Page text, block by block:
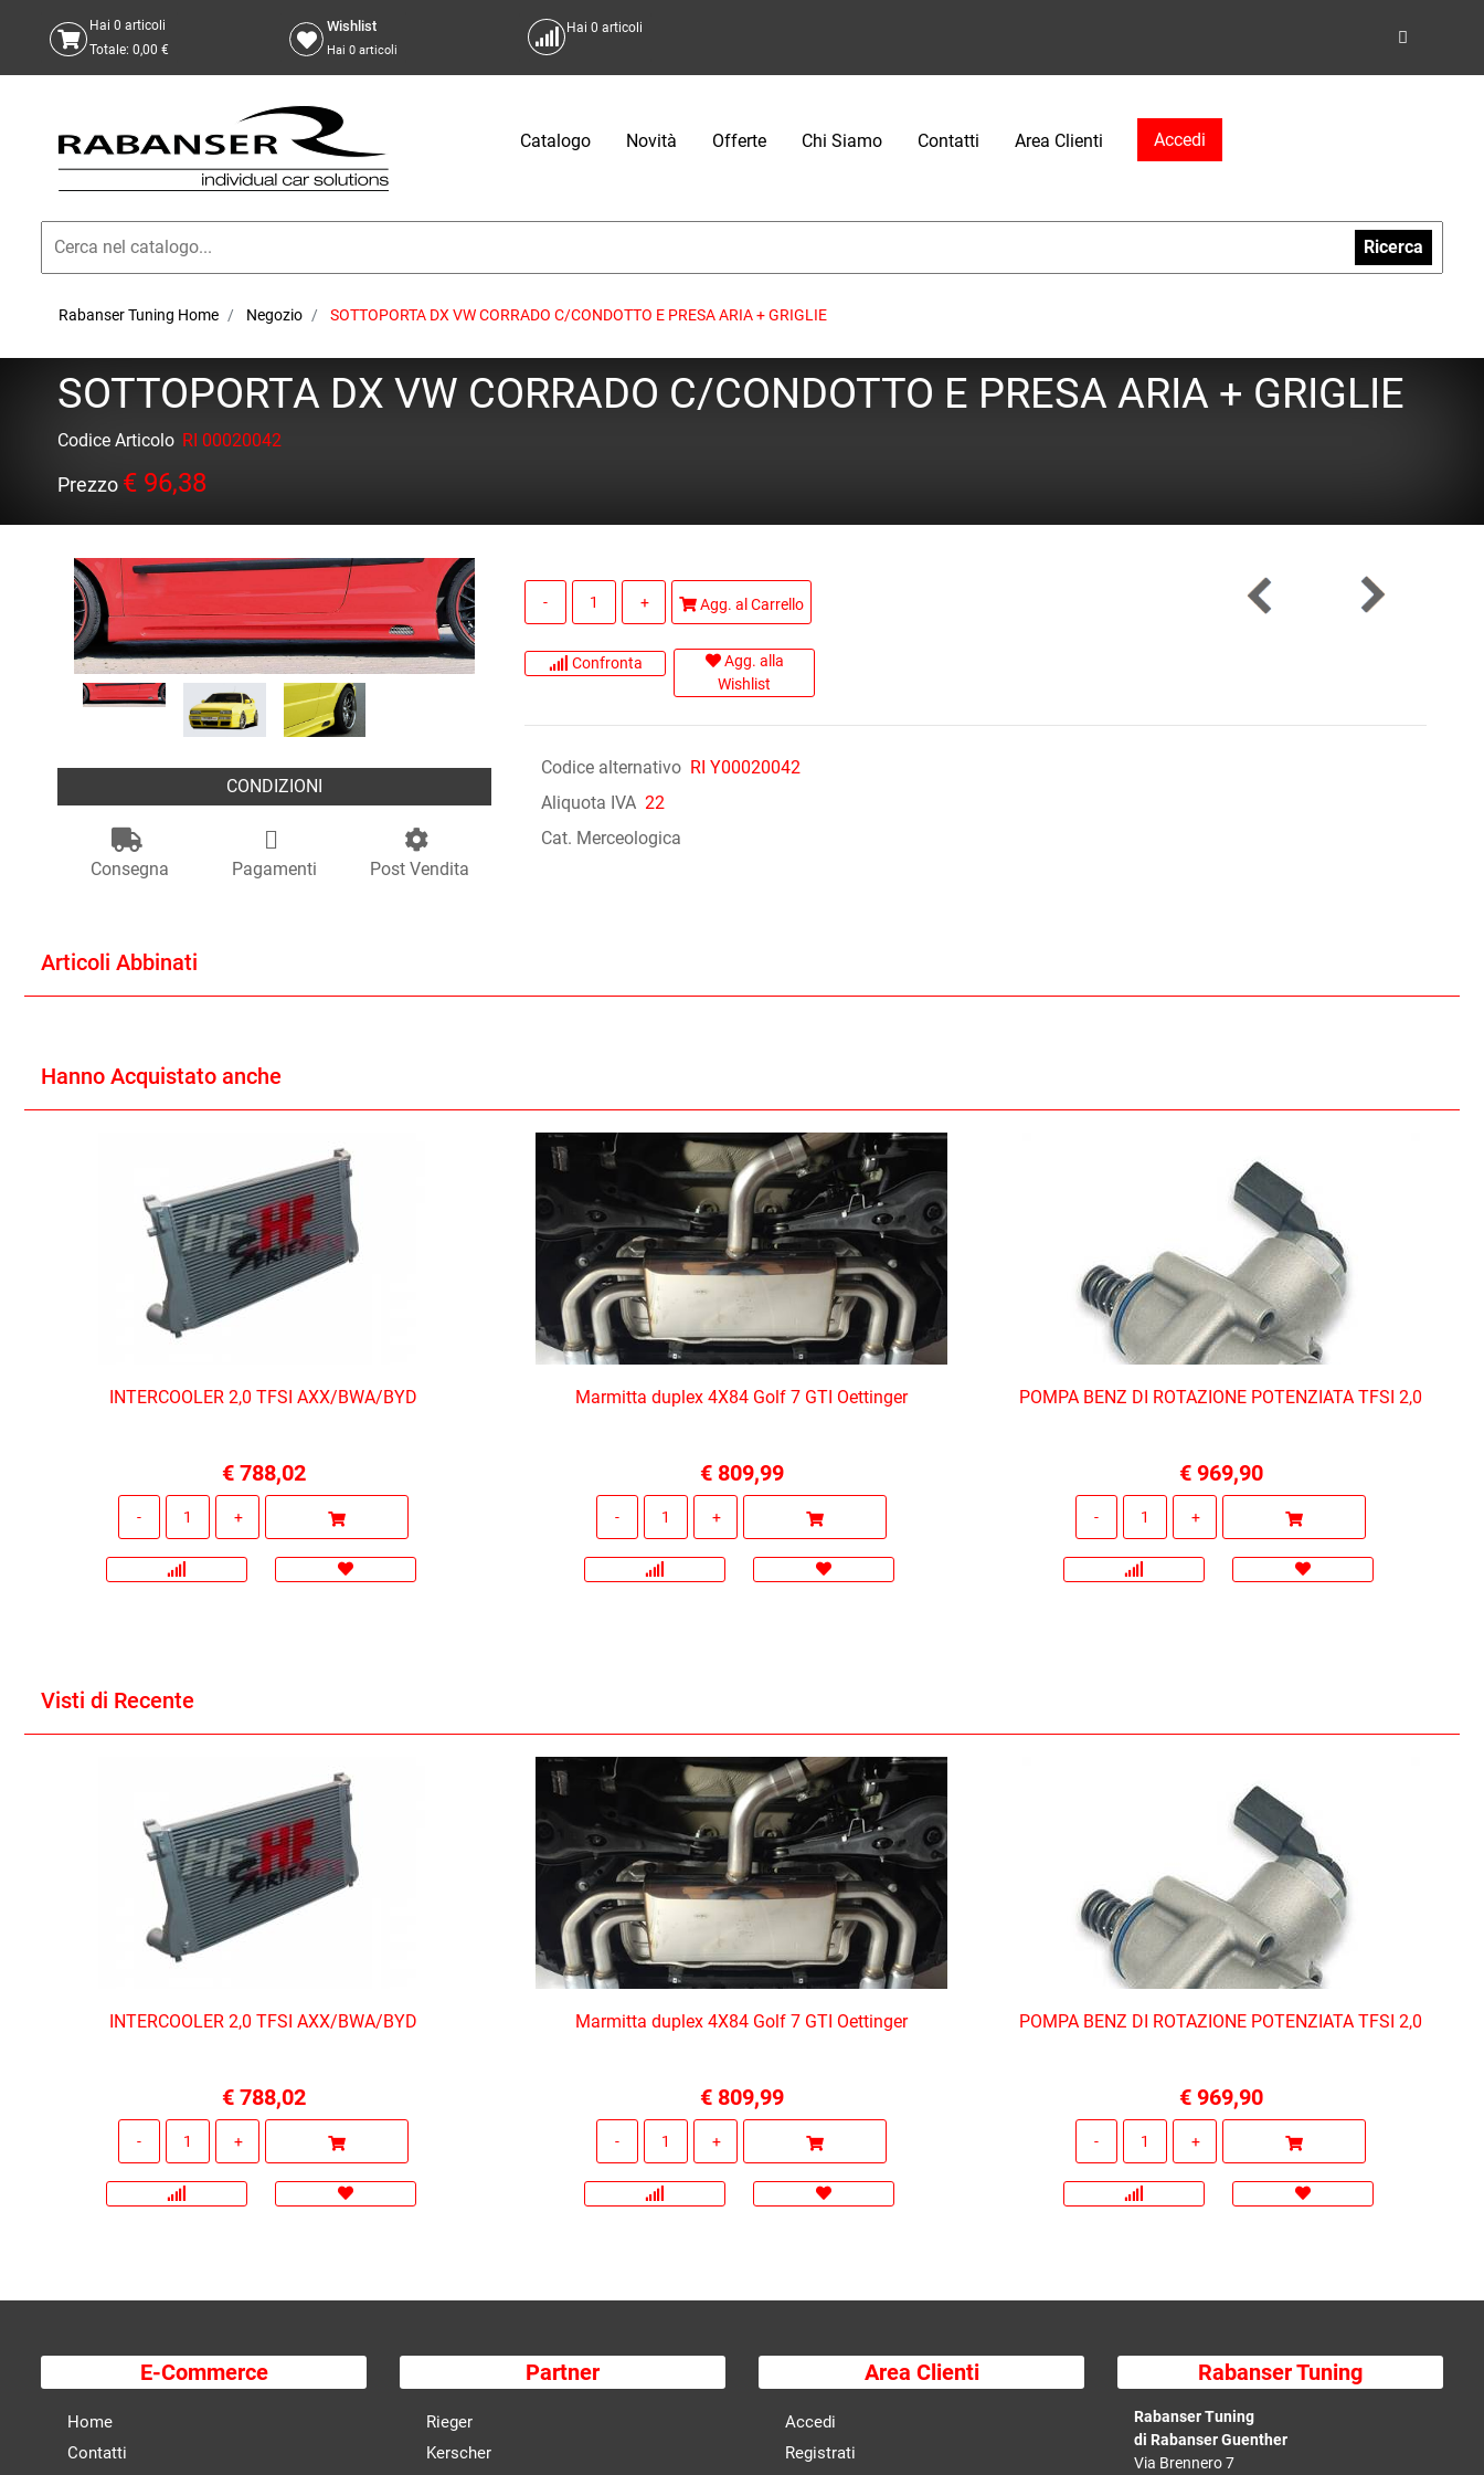
Hai 0 articoli
Totale: 0,00 €
Wishlist
Hai 0 articoli
Hai0 articoli
Catalogo Novità Offerte Chi Siamo Contatti Area Clienti Accedi
Ricerca
Rabanser Tuning Home Negozio SOTTOPORTA DX VW CORRADO C/CONDOTTO E PRESA ARIA + GRIGLIE
SOTTOPORTA DX VW CORRADO C/CONDOTTO E PRESA ARIA + GRIGLIE
Codice Articolo RI 00020042
Prezzo € 96,38
CONDIZIONI
Consegna Pagamenti Post Vendita
Quantità
Agg. al Carrello
Confronta
Agg. alla
Wishlist
Codice alternativo RI Y00020042
Aliquota IVA 22
Cat. Merceologica
Articoli Abbinati
Hanno Acquistato anche
INTERCOOLER 2,0 TFSI AXX/BWA/BYD
€ 788,02
Marmitta duplex 4X84 Golf 7 GTI Oettinger
€ 809,99
POMPA BENZ DI ROTAZIONE POTENZIATA TFSI 2,0
€ 969,90
Visti di Recente
INTERCOOLER 2,0 TFSI AXX/BWA/BYD
€ 788,02
Marmitta duplex 4X84 Golf 7 GTI Oettinger
€ 809,99
POMPA BENZ DI ROTAZIONE POTENZIATA TFSI 2,0
€ 969,90
E-Commerce
Home
Contatti
Partner
Rieger
Kerscher
Area Clienti
Accedi
Registrati
Rabanser Tuning
Rabanser Tuning
di Rabanser Guenther
Via Brennero 7